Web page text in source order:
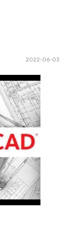
2022-06-03